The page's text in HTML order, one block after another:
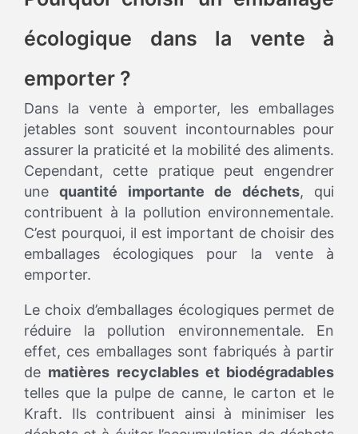
écologique dans la vente à
emporter ?
Dans la vente à emporter, les emballages
jetables sont souvent incontournables pour
assurer la praticité et la mobilité des aliments.
Cependant, cette pratique peut engendrer
unequantité importante de déchets, qui
contribuent à la pollution environnementale.
C’est pourquoi, il est important de choisir des
emballages écologiques pour la vente à
emporter.
Le choix d’emballages écologiques permet de
réduire la pollution environnementale. En
effet, ces emballages sont fabriqués à partir
de matières recyclables et biodégradables
telles que la pulpe de canne, le carton et le
Kraft. Ils contribuent ainsi à minimiser les